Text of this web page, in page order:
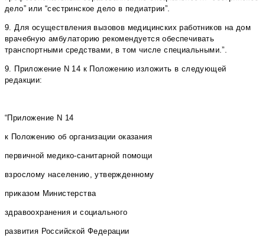
дело” или “сестринское дело в педиатрии”.
9. Для осуществления вызовов медицинских работников на дом
врачебную амбулаторию рекомендуется обеспечивать
транспортными средствами, в том числе специальными.”.
9. Приложение N 14 к Положению изложить в следующей
редакции:
“Приложение N 14
к Положению об организации оказания
первичной медико-санитарной помощи
взрослому населению, утвержденному
приказом Министерства
здравоохранения и социального
развития Российской Федерации